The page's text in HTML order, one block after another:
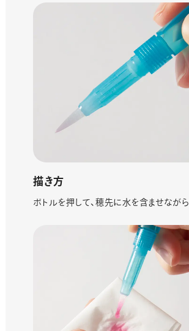
描き方
ボトルを押して、穂先に水を含ませながら